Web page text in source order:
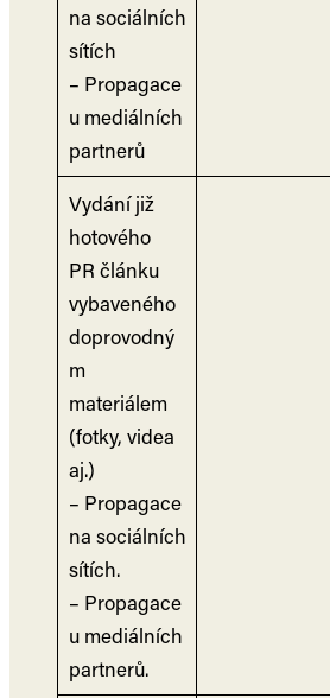
na sociálních
sítích
– Propagace
u mediálních
partnerů
Vydání již
hotového
PR článku
vybaveného
doprovodný
m
materiálem
(fotky, videa
aj.)
– Propagace
na sociálních
sítích.
– Propagace
u mediálních
partnerů.